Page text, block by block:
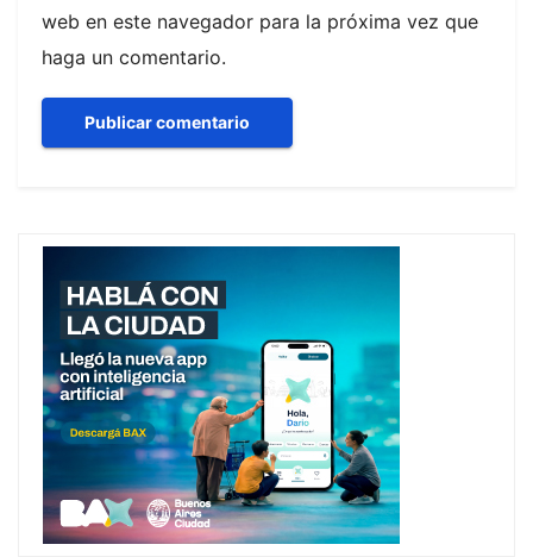
web en este navegador para la próxima vez que
haga un comentario.